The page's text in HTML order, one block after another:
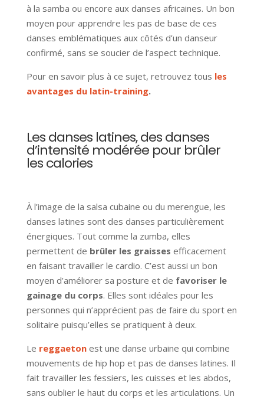
à la samba ou encore aux danses africaines. Un bon
moyen pour apprendre les pas de base de ces
danses emblématiques aux côtés d’un danseur
confirmé, sans se soucier de l’aspect technique.
Pour en savoir plus à ce sujet, retrouvez tous les
avantages du latin-training.
Les danses latines, des danses
d’intensité modérée pour brûler
les calories
À l’image de la salsa cubaine ou du merengue, les
danses latines sont des danses particulièrement
énergiques. Tout comme la zumba, elles
permettent de brûler les graisses efficacement
en faisant travailler le cardio. C’est aussi un bon
moyen d’améliorer sa posture et de favoriser le
gainage du corps. Elles sont idéales pour les
personnes qui n’apprécient pas de faire du sport en
solitaire puisqu’elles se pratiquent à deux.
Le reggaeton est une danse urbaine qui combine
mouvements de hip hop et pas de danses latines. Il
fait travailler les fessiers, les cuisses et les abdos,
sans oublier le haut du corps et les articulations. Un